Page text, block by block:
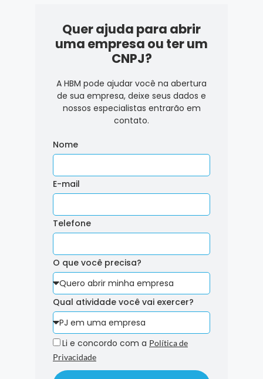
Quer ajuda para abrir
uma empresa ou ter um
CNPJ?
A HBM pode ajudar você na abertura
de sua empresa, deixe seus dados e
nossos especialistas entrarão em
contato.
Nome
E-mail
Telefone
O que você precisa?
Qual atividade você vai exercer?
Li e concordo com a Política de
Privacidade